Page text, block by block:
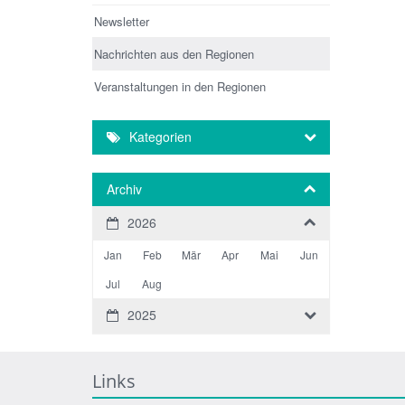
Newsletter
Nachrichten aus den Regionen
Veranstaltungen in den Regionen
Kategorien
Archiv
2026
Jan Feb Mär Apr Mai
Jun
Jul
Aug
2025
Links